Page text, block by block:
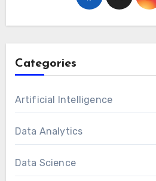
Categories
Artificial Intelligence
Data Analytics
Data Science